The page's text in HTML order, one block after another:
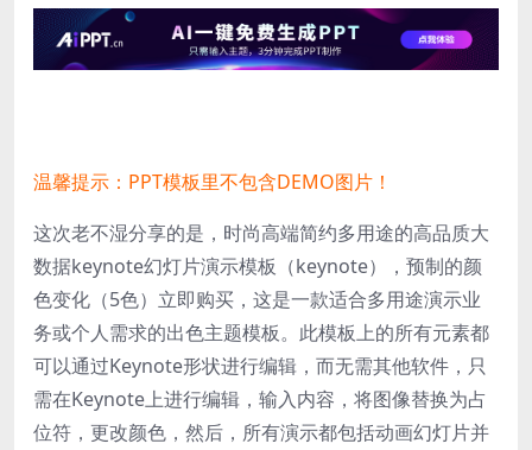
温馨提示：PPT模板里不包含DEMO图片！
这次老不湿分享的是，时尚高端简约多用途的高品质大
数据keynote幻灯片演示模板（keynote），预制的颜
色变化（5色）立即购买，这是一款适合多用途演示业
务或个人需求的出色主题模板。此模板上的所有元素都
可以通过Keynote形状进行编辑，而无需其他软件，只
需在Keynote上进行编辑，输入内容，将图像替换为占
位符，更改颜色，然后，所有演示都包括动画幻灯片并